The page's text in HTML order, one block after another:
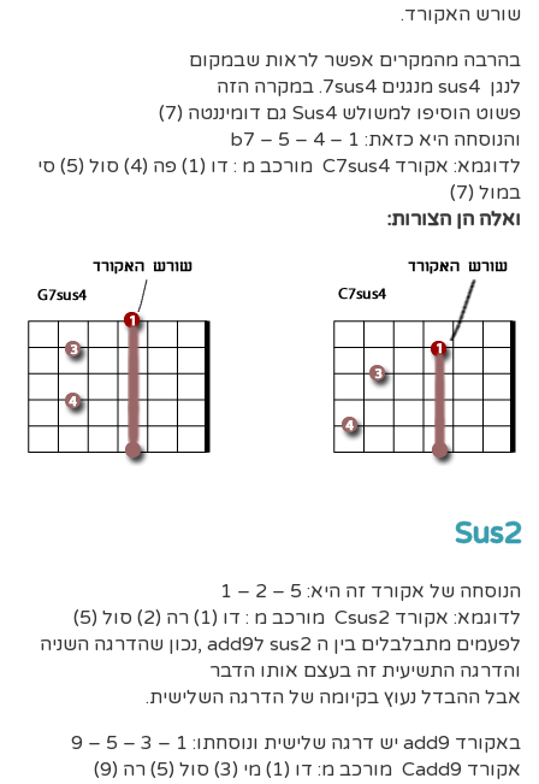
שורש האקורד.
בהרבה מהמקרים אפשר לראות שבמקום
לנגן sus4 מנגנים 7sus4. במקרה הזה
פשוט הוסיפו למשולש Sus4 גם דומיננטה (7)
והנוסחה היא כזאת: b7 – 5 – 4 – 1
לדוגמא: אקורד C7sus4 מורכב מ : דו (1) פה (4) סול (5) סי
במול (7)
ואלה הן הצורות:
Sus2
הנוסחה של אקורד זה היא: 5 – 2 – 1
לדוגמא: אקורד Csus2 מורכב מ : דו (1) רה (2) סול (5)
לפעמים מתבלבלים בין ה sus2 לadd9 ,נכון שהדרגה השניה
והדרגה התשיעית זה בעצם אותו הדבר
אבל ההבדל נעוץ בקיומה של הדרגה השלישית.
באקורד add9 יש דרגה שלישית ונוסחתו: 1 – 3 – 5 – 9
אקורד Cadd9 מורכב מ: דו (1) מי (3) סול (5) רה (9)